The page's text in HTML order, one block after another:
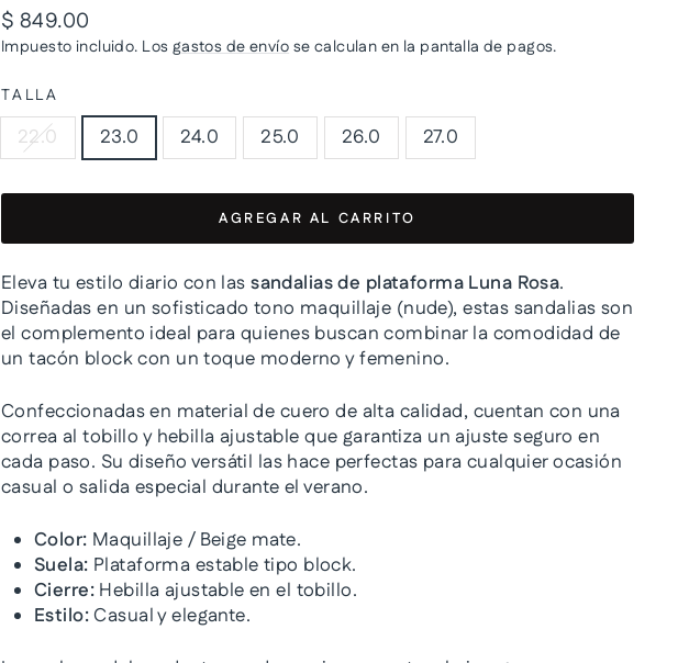
Precio
habitual
$ 849.00
Impuesto incluido. Los gastos de envío se calculan en la pantalla de pagos.
TALLA
22.0 23.0 24.0 25.0 26.0 27.0
AGREGAR AL CARRITO
Eleva tu estilo diario con lassandalias de plataforma Luna Rosa.
Diseñadas en un sofisticado tono maquillaje (nude), estas sandalias son
el complemento ideal para quienes buscan combinar la comodidad de
un tacón block con un toque moderno y femenino.
Confeccionadas en material de cuero de alta calidad, cuentan con una
correa al tobillo y hebilla ajustable que garantiza un ajuste seguro en
cada paso. Su diseño versátil las hace perfectas para cualquier ocasión
casual o salida especial durante el verano.
Color: Maquillaje / Beige mate.
Suela: Plataforma estable tipo block.
Cierre:Hebilla ajustable en el tobillo.
Estilo:Casual y elegante.